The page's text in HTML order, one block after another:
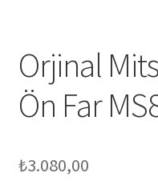
Orjinal
Ön Far
₺3.080,00